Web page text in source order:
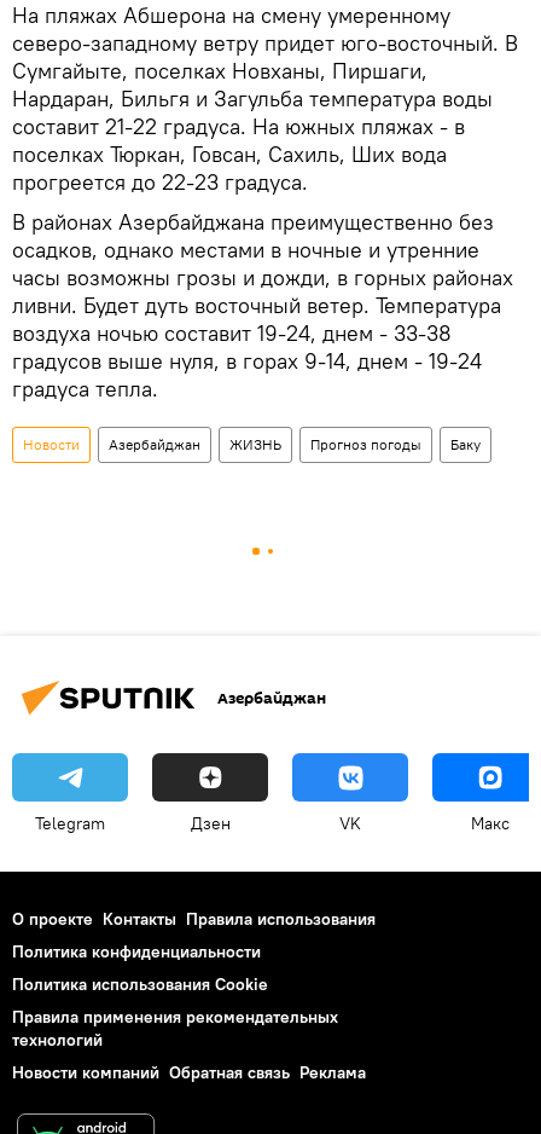
На пляжах Абшерона на смену умеренному
северо-западному ветру придет юго-восточный. В
Сумгайыте, поселках Новханы, Пиршаги,
Нардаран, Бильгя и Загульба температура воды
составит 21-22 градуса. На южных пляжах - в
поселках Тюркан, Говсан, Сахиль, Ших вода
прогреется до 22-23 градуса.
В районах Азербайджана преимущественно без
осадков, однако местами в ночные и утренние
часы возможны грозы и дожди, в горных районах
ливни. Будет дуть восточный ветер. Температура
воздуха ночью составит 19-24, днем - 33-38
градусов выше нуля, в горах 9-14, днем - 19-24
градуса тепла.
Новости Азербайджан ЖИЗНЬ Прогноз погоды Баку
Азербайджан
Telegram Дзен VK Макс
О проекте Контакты Правила использования
Политика конфиденциальности
Политика использования Cookie
Правила применения рекомендательных
технологий
Новости компаний Обратная связь Реклама